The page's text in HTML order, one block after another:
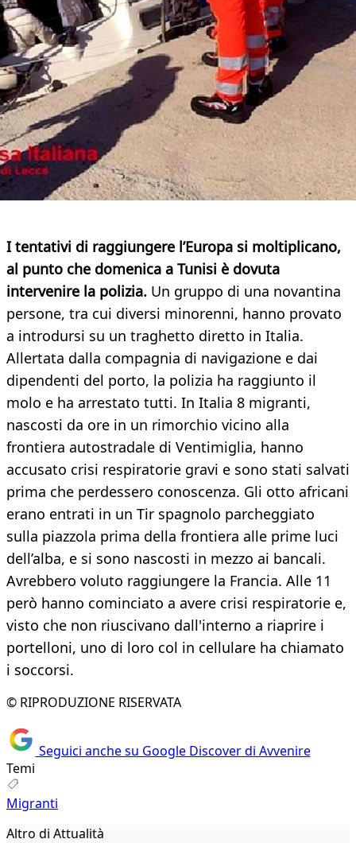
I tentativi di raggiungere l’Europa si moltiplicano,
al punto che domenica a Tunisi è dovuta
intervenire la polizia. Un gruppo di una novantina
persone, tra cui diversi minorenni, hanno provato
a introdursi su un traghetto diretto in Italia.
Allertata dalla compagnia di navigazione e dai
dipendenti del porto, la polizia ha raggiunto il
molo e ha arrestato tutti. In Italia 8 migranti,
nascosti da ore in un rimorchio vicino alla
frontiera autostradale di Ventimiglia, hanno
accusato crisi respiratorie gravi e sono stati salvati
prima che perdessero conoscenza. Gli otto africani
erano entrati in un Tir spagnolo parcheggiato
sulla piazzola prima della frontiera alle prime luci
dell’alba, e si sono nascosti in mezzo ai bancali.
Avrebbero voluto raggiungere la Francia. Alle 11
però hanno cominciato a avere crisi respiratorie e,
visto che non riuscivano dall'interno a riaprire i
portelloni, uno di loro col in cellulare ha chiamato
i soccorsi.
© RIPRODUZIONE RISERVATA
Seguici anche su Google Discover di Avvenire
Temi
Migranti
Altro di Attualità